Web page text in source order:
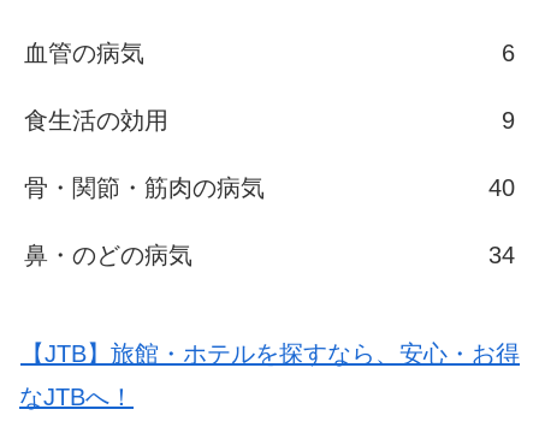
血管の病気 6
食生活の効用 9
骨・関節・筋肉の病気 40
鼻・のどの病気 34
【JTB】旅館・ホテルを探すなら、安心・お得
なJTBへ！